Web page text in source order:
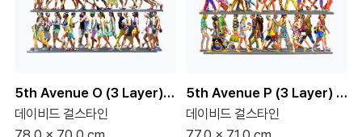
5th Avenue O (3 Layer) (150 Editions)
데이비드 걸스타인
5th Avenue P (3 Layer) (150 Editions)
데이비드 걸스타인